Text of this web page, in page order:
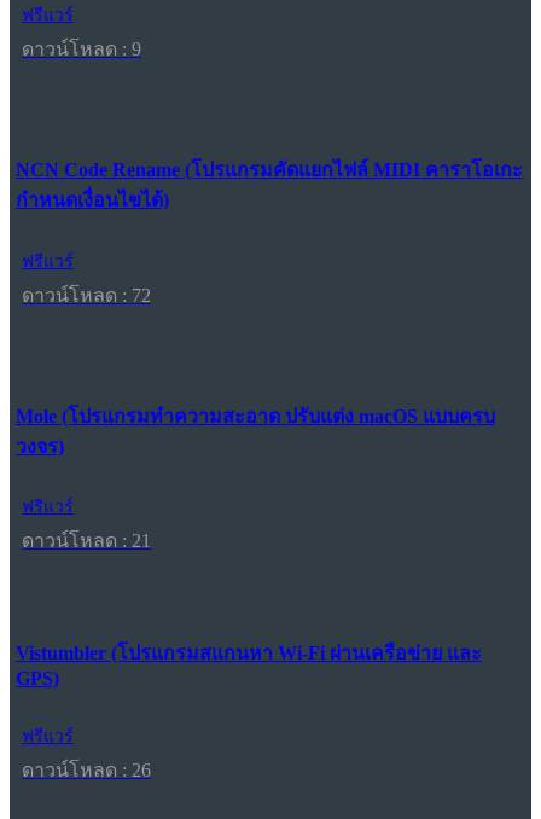
ฟรีแวร์
ดาวน์โหลด : 9
NCN Code Rename (โปรแกรมคัดแยกไฟล์ MIDI คาราโอเกะ
กำหนดเงื่อนไขได้)
ฟรีแวร์
ดาวน์โหลด : 72
Mole (โปรแกรมทำความสะอาด ปรับแต่ง macOS แบบครบ
วงจร)
ฟรีแวร์
ดาวน์โหลด : 21
Vistumbler (โปรแกรมสแกนหา Wi-Fi ผ่านเครือข่าย และ
GPS)
ฟรีแวร์
ดาวน์โหลด : 26